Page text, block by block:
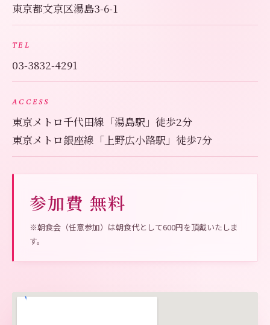
東京都文京区湯島3-6-1
TEL
03-3832-4291
ACCESS
東京メトロ千代田線「湯島駅」徒歩2分
東京メトロ銀座線「上野広小路駅」徒歩7分
参加費 無料
※朝食会（任意参加）は朝食代として600円を頂戴いたしま
す。